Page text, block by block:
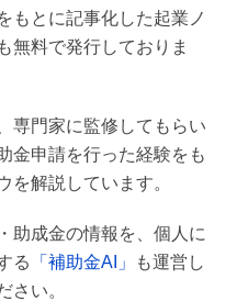
もとに記事化した起業ノ
も無料で発行しておりま
専門家に監修してもらい
金申請を行った経験をも
を解説しています。
助成金の情報を、個人に
る
「補助金AI」
も運営し
さい。